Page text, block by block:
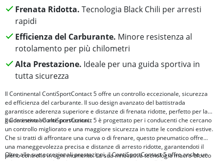
Frenata Ridotta. Tecnologia Black Chili per arresti
rapidi
Efficienza del Carburante. Minore resistenza al
rotolamento per più chilometri
Alta Prestazione. Ideale per una guida sportiva in
tutta sicurezza
Il Continental ContiSportContact 5 offre un controllo eccezionale, sicurezza
ed efficienza del carburante. Il suo design avanzato del battistrada
garantisce aderenza superiore e distanze di frenata ridotte, perfetto per la
guida estiva ad alte prestazioni.
Il Continental ContiSportContact 5 è progettato per i conducenti che cercano
un controllo migliorato e una maggiore sicurezza in tutte le condizioni estive.
Che si tratti di affrontare una curva o di frenare, questo pneumatico offre
una maneggevolezza precisa e distanze di arresto ridotte, garantendoti il
pieno controllo in ogni momento. La sua innovativa tecnologia macro-blocco
Oltre alle sue eccezionali prestazioni, il ContiSportContact 5 offre anche un